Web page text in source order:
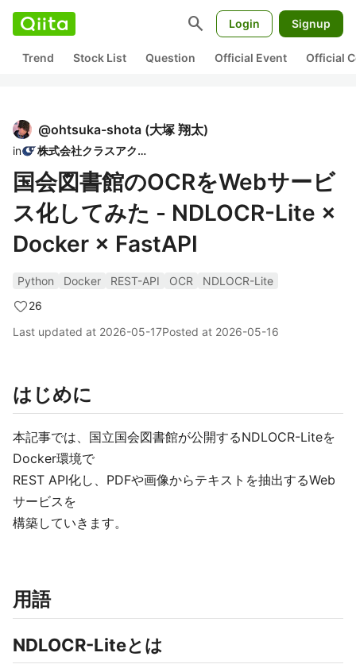
search Login Signup
Trend Stock List Question Official Event Official
@ohtsuka-shota (大塚 翔太)
in 株式会社クラスアクト
国会図書館のOCRをWebサービ
ス化してみた - NDLOCR-Lite ×
Docker × FastAPI
Python Docker REST-API OCR
NDLOCR-Lite
26
Last updated at 2026-05-17Posted at 2026-05-16
はじめに
本記事では、国立国会図書館が公開するNDLOCR-Liteを
Docker環境で
REST API化し、PDFや画像からテキストを抽出するWeb
サービスを
構築していきます。
用語
NDLOCR-Liteとは